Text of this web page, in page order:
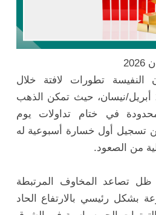
تطورات لافتة خلال
الأسبوع المنتهي في 24 أبريل/نيسان، حيث تمكن الذهب
في ختام تداولات يوم
من تسجيل أول خسارة أسبوعية له
من الصعود.
ظل تصاعد المخاوف المرتبطة
بشكل رئيسي بالارتفاع الحاد